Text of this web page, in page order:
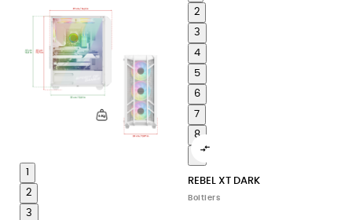
2
3
2
3
4
5
6
7
8

REBEL XT DARK
Boitiers